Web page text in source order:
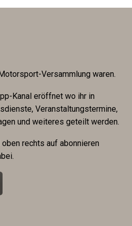
Versammlung waren.
Kanal eröffnet wo ihr in
Veranstaltungstermine,
und weiteres geteilt werden.
rechts auf abonnieren